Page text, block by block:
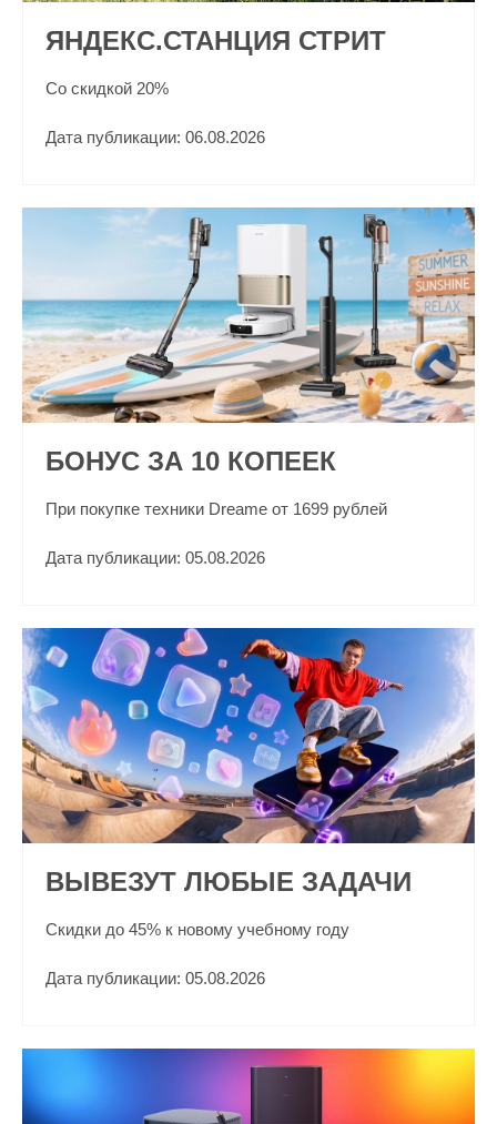
ЯНДЕКС.СТАНЦИЯ СТРИТ
Cо скидкой 20%
Дата публикации: 06.08.2026
БОНУС ЗА 10 КОПЕЕК
При покупке техники Dreame от 1699 рублей
Дата публикации: 05.08.2026
ВЫВЕЗУТ ЛЮБЫЕ ЗАДАЧИ
Скидки до 45% к новому учебному году
Дата публикации: 05.08.2026